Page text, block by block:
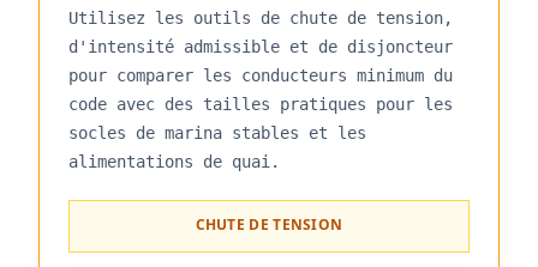
Utilisez les outils de chute de tension,
d'intensité admissible et de disjoncteur
pour comparer les conducteurs minimum du
code avec des tailles pratiques pour les
socles de marina stables et les
alimentations de quai.
CHUTE DE TENSION